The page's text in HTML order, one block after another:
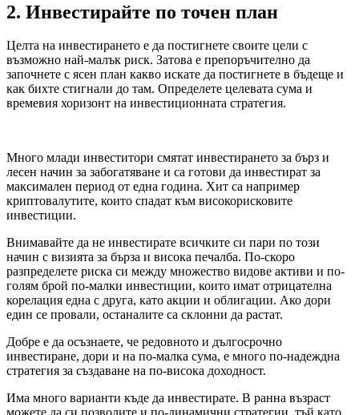
2. Инвестирайте по точен план
Целта на инвестирането е да постигнете своите цели с
възможно най-малък риск. Затова е препоръчително да
започнете с ясен план какво искате да постигнете в бъдеще и
как бихте стигнали до там. Определете целевата сума и
времевия хоризонт на инвестиционната стратегия.
Много млади инвеститори смятат инвестирането за бърз и
лесен начин за забогатяване и са готови да инвестират за
максимален период от една година. Хит са например
криптовалутите, които спадат към високорисковите
инвестиции.
Внимавайте да не инвестирате всичките си пари по този
начин с визията за бърза и висока печалба. По-скоро
разпределете риска си между множество видове активи и по-
голям брой по-малки инвестиции, които имат отрицателна
корелация една с друга, като акции и облигации. Ако дори
един се провали, останалите са склонни да растат.
Добре е да осъзнаете, че редовното и дългосрочно
инвестиране, дори и на по-малка сума, е много по-надеждна
стратегия за създаване на по-висока доходност.
Има много варианти къде да инвестирате. В ранна възраст